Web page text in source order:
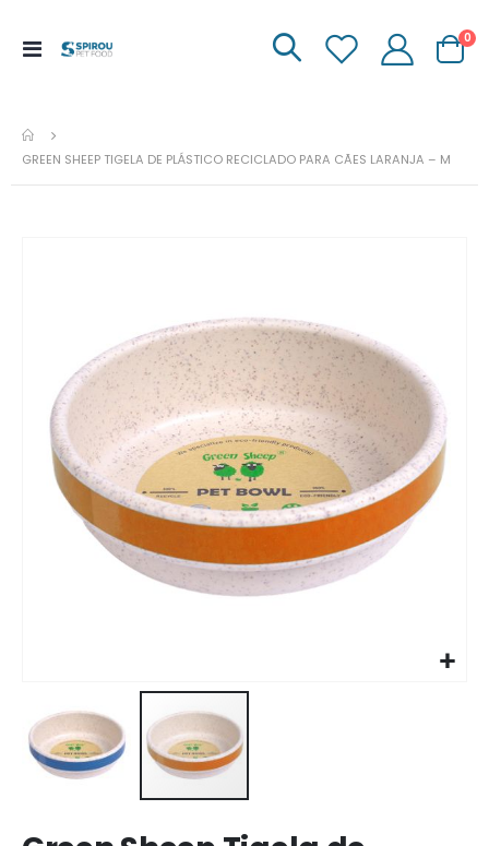
Menu
0
GREEN SHEEP TIGELA DE PLÁSTICO RECICLADO PARA CÃES LARANJA – M
imagens